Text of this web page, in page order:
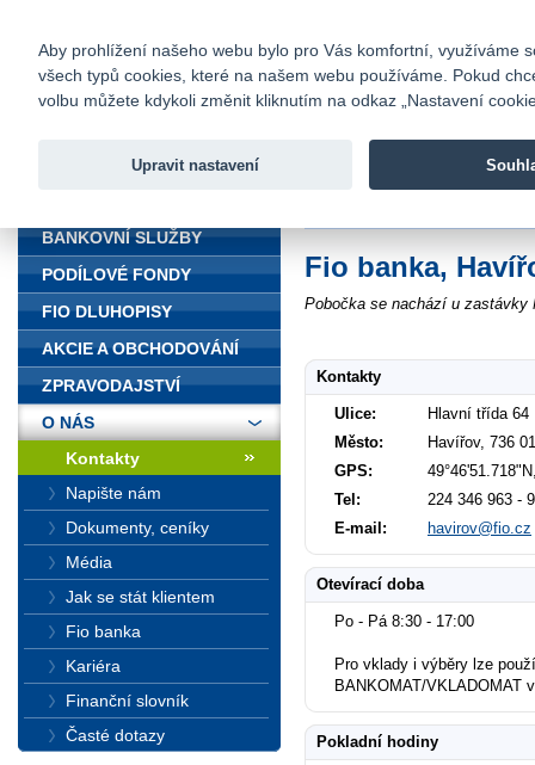
Fio banka
Fio banka
Fio banka,
Pobočka se nachází u zastávky
Kontakty
Ulice:
Hlavní třída 64
Město:
Havířov, 736 01
GPS:
Tel:
224 346 963 -
E-mail:
havirov@fio.cz
Otevírací doba
Po - Pá 8:30 - 17:00
Pro vklady i výběry lze
BANKOMAT/VKLADOMAT
Pokladní hodiny
BANKOVNÍ SLUŽBY
PODÍLOVÉ FONDY
FIO DLUHOPISY
AKCIE A OBCHODOVÁNÍ
ZPRAVODAJSTVÍ
O NÁS
Kontakty
Napište nám
Dokumenty, ceníky
Média
Jak se stát klientem
Fio banka
Kariéra
Finanční slovník
Časté dotazy
Aby prohlížení našeho webu bylo pro Vás komfortní, využíváme
všech typů cookies, které na našem webu používáme. Pokud
volbu můžete kdykoli změnit kliknutím na odkaz „Nastavení
Upravit nastavení